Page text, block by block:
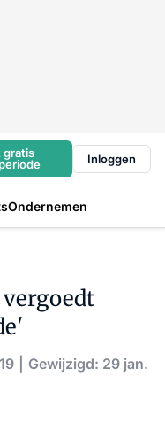
gratis
Inloggen
Ondernemen
Gewijzigd: 29 jan.